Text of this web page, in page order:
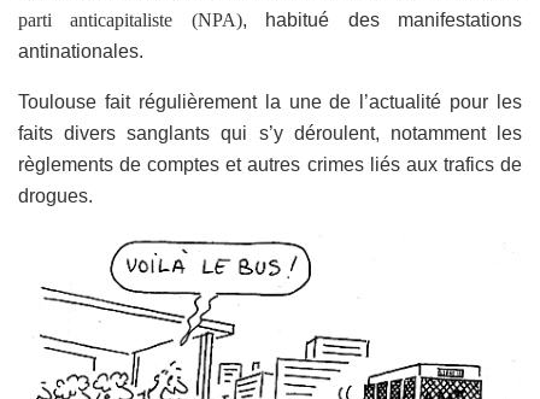
parti anticapitaliste (NPA), habitué des manifestations
antinationales.
Toulouse fait régulièrement la une de l’actualité pour les
faits divers sanglants qui s’y déroulent, notamment les
règlements de comptes et autres crimes liés aux trafics de
drogues.